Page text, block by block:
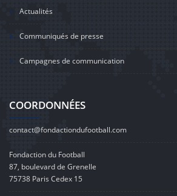
Actualités
Communiqués de presse
Campagnes de communication
COORDONNÉES
contact@fondactiondufootball.com
Fondaction du Football
87, boulevard de Grenelle
75738 Paris Cedex 15